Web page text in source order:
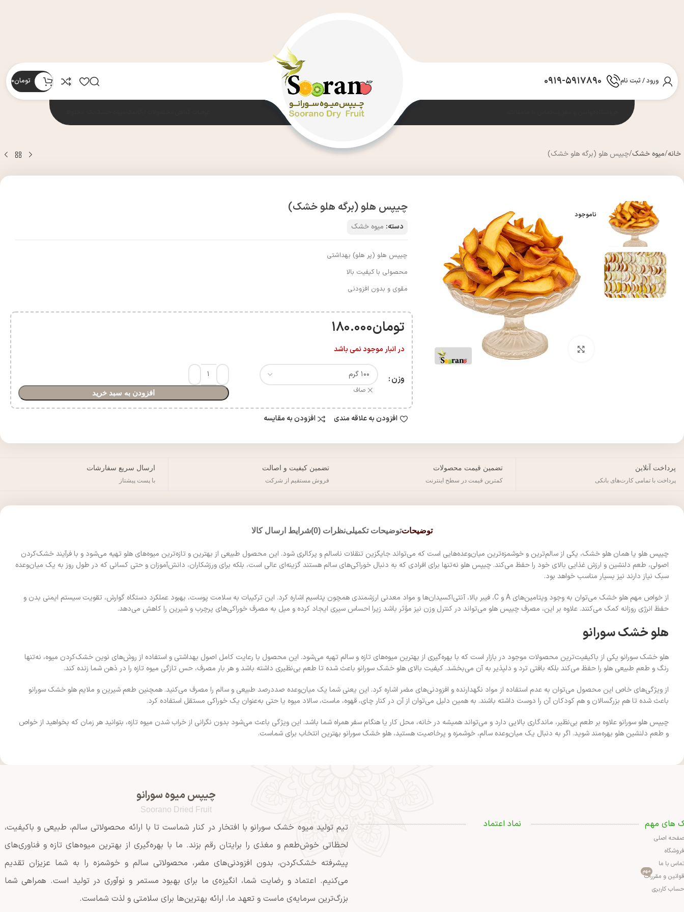
ورود / ثبت نام 0919-5917890 تومان0
خانه میوه خشک چیپس هلو (برگه هلو خشک)
ناموجود
بزرگنمایی تصویر
چیپس هلو (برگه هلو خشک)
دسته: میوه خشک
چیپس هلو (پر هلو) بهداشتی
محصولی با کیفیت بالا
مقوی و بدون افزودنی
تومان180.000
در انبار موجود نمی باشد
وزن
صاف افزودن به سبد خرید
افزودن به علاقه مندی افزودن به مقایسه
پرداخت آنلاین
پرداخت با تمامی کارت‌های بانکی
تضمین قیمت محصولات
کمترین قیمت در سطح اینترنت
تضمین کیفیت و اصالت
فروش مستقیم از شرکت
ارسال سریع سفارشات
با پست پیشتاز
توضیحاتتوضیحات تکمیلینظرات (0) شرایط ارسال کالا
چیپس هلو یا همان هلو خشک، یکی از سالم‌ترین و خوشمزه‌ترین میان‌وعده‌هایی است که می‌تواند جایگزین تنقلات ناسالم و پرکالری شود. این محصول طبیعی از بهترین و تازه‌ترین میوه‌های هلو تهیه می‌شود و با فرآیند خشک‌کردن
اصولی، طعم دلنشین و ارزش غذایی بالای خود را حفظ می‌کند. چیپس هلو نه‌تنها برای افرادی که به دنبال خوراکی‌های سالم هستند گزینه‌ای عالی است، بلکه برای ورزشکاران، دانش‌آموزان و حتی کسانی که در طول روز به یک میان‌وعده
سبک نیاز دارند نیز بسیار مناسب خواهد بود.
از خواص مهم هلو خشک می‌توان به وجود ویتامین‌های A و C، فیبر بالا، آنتی‌اکسیدان‌ها و مواد معدنی ارزشمندی همچون پتاسیم اشاره کرد. این ترکیبات به سلامت پوست، بهبود عملکرد دستگاه گوارش، تقویت سیستم ایمنی بدن و
حفظ انرژی روزانه کمک می‌کنند. علاوه بر این، مصرف چیپس هلو می‌تواند در کنترل وزن نیز مؤثر باشد زیرا احساس سیری ایجاد کرده و میل به مصرف خوراکی‌های پرچرب و شیرین را کاهش می‌دهد.
هلو خشک سورانو
هلو خشک سورانو یکی از باکیفیت‌ترین محصولات موجود در بازار است که با بهره‌گیری از بهترین میوه‌های تازه و سالم تهیه می‌شود. این محصول با رعایت کامل اصول بهداشتی و استفاده از روش‌های نوین خشک‌کردن میوه، نه‌تنها
رنگ و طعم طبیعی هلو را حفظ می‌کند بلکه بافتی ترد و دلپذیر به آن می‌بخشد. کیفیت بالای هلو خشک سورانو باعث شده تا طعم بی‌نظیری داشته باشد و هر بار مصرف، حس تازگی میوه تازه را در ذهن شما زنده کند.
از ویژگی‌های خاص این محصول می‌توان به عدم استفاده از مواد نگهدارنده و افزودنی‌های مضر اشاره کرد. این یعنی شما یک میان‌وعده صددرصد طبیعی و سالم را مصرف می‌کنید. همچنین طعم شیرین و ملایم هلو خشک سورانو
باعث شده تا هم بزرگسالان و هم کودکان آن را دوست داشته باشند. به همین دلیل می‌توان از آن در کنار چای، قهوه، ماست، سالاد میوه یا حتی به‌عنوان یک خوراکی مستقل استفاده کرد.
چیپس هلو سورانو علاوه بر طعم بی‌نظیر، ماندگاری بالایی دارد و می‌تواند همیشه در خانه، محل کار یا هنگام سفر همراه شما باشد. این ویژگی باعث می‌شود بدون نگرانی از خراب شدن میوه تازه، بتوانید هر زمان که بخواهید از خواص
و طعم دلنشین هلو بهره‌مند شوید. اگر به دنبال یک میان‌وعده سالم، خوشمزه و پرخاصیت هستید، هلو خشک سورانو بهترین انتخاب برای شماست.
های مهم
اصلی
با ما
و مقررات
مهم
کاربری
نماد اعتماد
چیپس میوه سورانو
Soorano Dried Fruit
تیم تولید میوه خشک سورانو با افتخار در کنار شماست تا با ارائه محصولاتی سالم، طبیعی و باکیفیت،
لحظاتی خوش‌طعم و مغذی را برایتان رقم بزند. ما با بهره‌گیری از بهترین میوه‌های تازه و فناوری‌های
پیشرفته خشک‌کردن، بدون افزودنی‌های مضر، محصولاتی سالم و خوشمزه را به شما عزیزان تقدیم
می‌کنیم. اعتماد و رضایت شما، انگیزه‌ی ما برای بهبود مستمر و نوآوری در تولید است. همراهی شما
بزرگ‌ترین سرمایه‌ی ماست و تعهد ما، ارائه بهترین‌ها برای سلامتی و لذت شماست.